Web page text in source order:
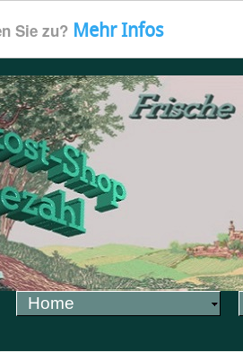
Sie zu? Mehr Infos
Home